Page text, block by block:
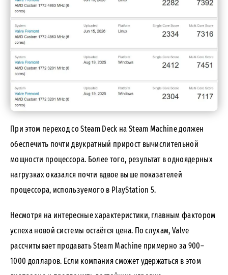
При этом переход со Steam Deck на Steam Machine должен
обеспечить почти двукратный прирост вычислительной
мощности процессора. Более того, результат в одноядерных
нагрузках оказался почти вдвое выше показателей
процессора, используемого в PlayStation 5.
Несмотря на интересные характеристики, главным фактором
успеха новой системы остаётся цена. По слухам, Valve
рассчитывает продавать Steam Machine примерно за 900–
1000 долларов. Если компания сможет удержаться в этом